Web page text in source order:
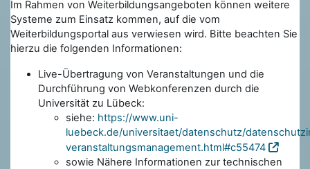
Im Rahmen von Weiterbildungsangeboten können weitere
Systeme zum Einsatz kommen, auf die vom
Weiterbildungsportal aus verwiesen wird. Bitte beachten Sie
hierzu die folgenden Informationen:
Live-Übertragung von Veranstaltungen und die
Durchführung von Webkonferenzen durch die
Universität zu Lübeck:
siehe: https://www.uni-
luebeck.de/universitaet/datenschutz/
veranstaltungsmanagement.html#c55474
sowie Nähere Informationen zur technischen